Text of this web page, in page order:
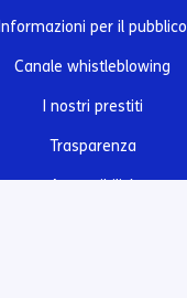
Informazioni per il pubblico
Canale whistleblowing
I nostri prestiti
Trasparenza
Accessibilità